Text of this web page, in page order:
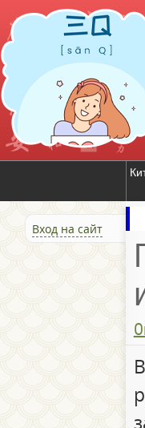
Вход на сайт